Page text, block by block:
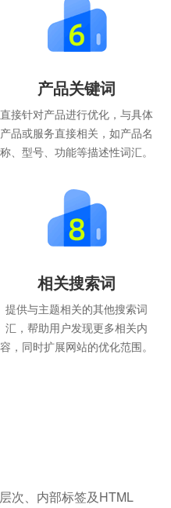
产品关键词
直接针对产品进行优化，与具体
产品或服务直接相关，如产品名
称、型号、功能等描述性词汇。
相关搜索词
提供与主题相关的其他搜索词
汇，帮助用户发现更多相关内
容，同时扩展网站的优化范围。
次、内部标签及HTML